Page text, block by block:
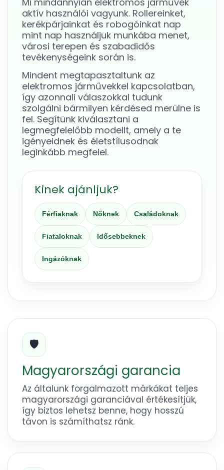
aktív használói vagyunk. Rollereinket,
kerékpárjainkat és robogóinkat nap
mint nap használjuk munkába menet,
városi terepen és szabadidős
tevékenységeink során is.
Mindent megtapasztaltunk az
elektromos járművekkel kapcsolatban,
így azonnali válaszokkal tudunk
szolgálni bármilyen kérdésed merülne is
fel. Segítünk kiválasztani a
legmegfelelőbb modellt, amely a te
igényeidnek és életstílusodnak
leginkább megfelel.
Kinek ajánljuk?
Férfiaknak Nőknek Családoknak
Fiataloknak Idősebbeknek
Ingázóknak
🛡️
Magyarországi garancia
Az általunk forgalmazott márkákat teljes
magyarországi garanciával értékesítjük,
így biztos lehetsz benne, hogy hosszú
távon is számíthatsz ránk.